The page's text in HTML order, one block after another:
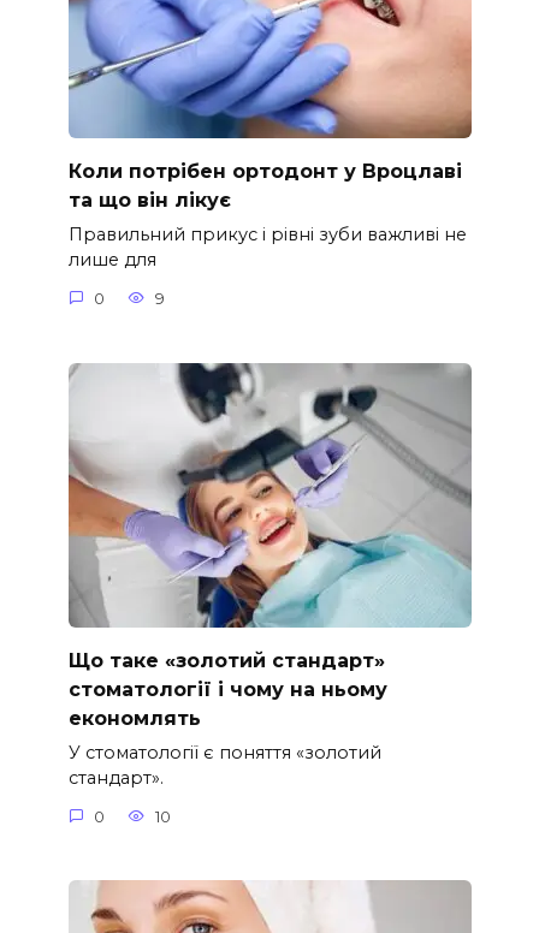
Коли потрібен ортодонт у Вроцлаві
та що він лікує
Правильний прикус і рівні зуби важливі не
лише для
0 9
Що таке «золотий стандарт»
стоматології і чому на ньому
економлять
У стоматології є поняття «золотий
стандарт».
0 10